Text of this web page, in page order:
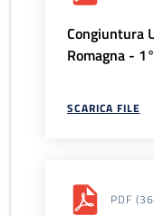
Congiuntura
Romagna -
SCARICA FILE
PDF